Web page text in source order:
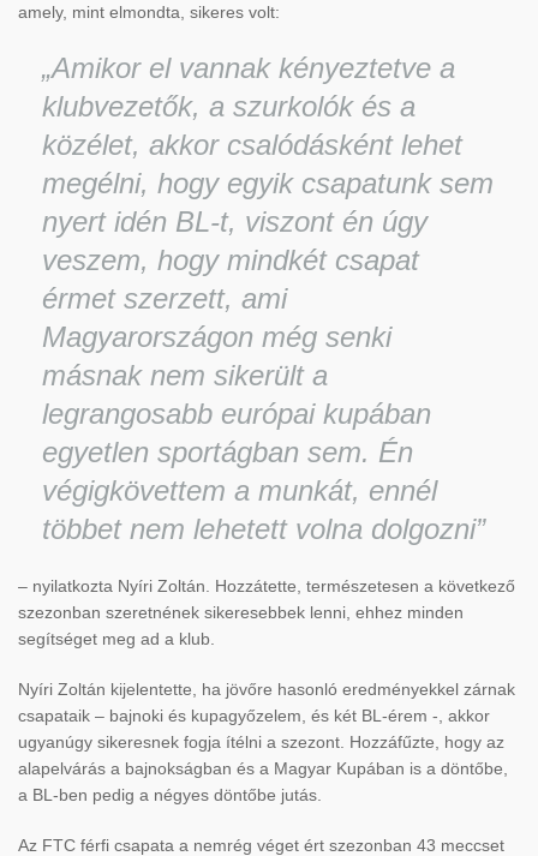
amely, mint elmondta, sikeres volt:
„Amikor el vannak kényeztetve a
klubvezetők, a szurkolók és a
közélet, akkor csalódásként lehet
megélni, hogy egyik csapatunk sem
nyert idén BL-t, viszont én úgy
veszem, hogy mindkét csapat
érmet szerzett, ami
Magyarországon még senki
másnak nem sikerült a
legrangosabb európai kupában
egyetlen sportágban sem. Én
végigkövettem a munkát, ennél
többet nem lehetett volna dolgozni”
– nyilatkozta Nyíri Zoltán. Hozzátette, természetesen a következő
szezonban szeretnének sikeresebbek lenni, ehhez minden
segítséget meg ad a klub.
Nyíri Zoltán kijelentette, ha jövőre hasonló eredményekkel zárnak
csapataik – bajnoki és kupagyőzelem, és két BL-érem -, akkor
ugyanúgy sikeresnek fogja ítélni a szezont. Hozzáfűzte, hogy az
alapelvárás a bajnokságban és a Magyar Kupában is a döntőbe,
a BL-ben pedig a négyes döntőbe jutás.
Az FTC férfi csapata a nemrég véget ért szezonban 43 meccset